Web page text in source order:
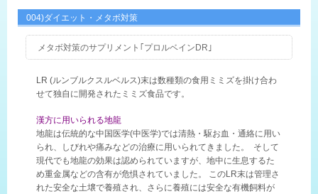
004)ダイエット・メタボ対策
メタボ対策のサプリメント｢プロルベインDR｣
LR (ルンブルクスルベルス)末は数種類の食用ミミズを掛け合わ
せて独自に開発されたミミズ食品です。
漢方に用いられる地龍
地龍は伝統的な中国医学(中医学)では清熱・駆お血・通絡に用い
られ、しびれや痛みなどの治療に用いられてきました。 そして
現代でも地龍の効果は認められていますが、地中に生息するた
め重金属などの含有が危惧されていました。 このLR末は管理さ
れた安全な土壌で養殖され、さらに養殖には安全な有機飼料が